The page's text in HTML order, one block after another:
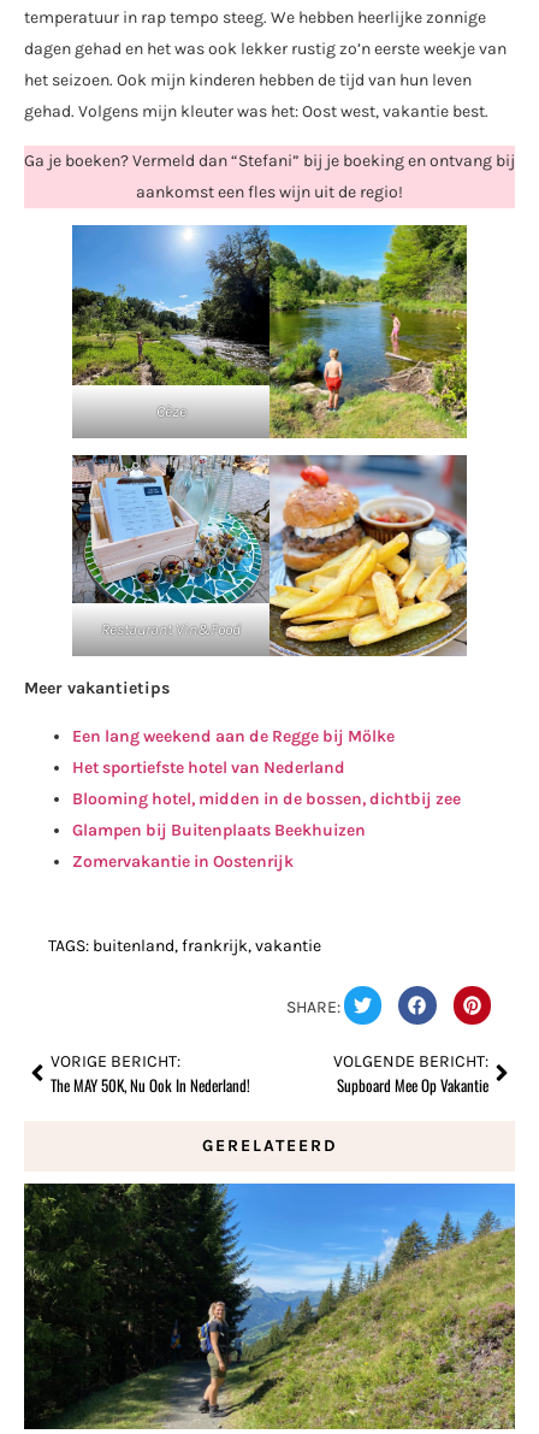
temperatuur in rap tempo steeg. We hebben heerlijke zonnige
dagen gehad en het was ook lekker rustig zo’n eerste weekje van
het seizoen. Ook mijn kinderen hebben de tijd van hun leven
gehad. Volgens mijn kleuter was het: Oost west, vakantie best.
Ga je boeken? Vermeld dan “Stefani” bij je boeking en ontvang bij
aankomst een fles wijn uit de regio!
Cèze
Restaurant Vin&Food
Meer vakantietips
Een lang weekend aan de Regge bij Mölke
Het sportiefste hotel van Nederland
Blooming hotel, midden in de bossen, dichtbij zee
Glampen bij Buitenplaats Beekhuizen
Zomervakantie in Oostenrijk
TAGS: buitenland,frankrijk,vakantie
SHARE:
VORIGE BERICHT:
The MAY 50K, Nu Ook In Nederland!
VOLGENDE BERICHT:
Supboard Mee Op Vakantie
GERELATEERD